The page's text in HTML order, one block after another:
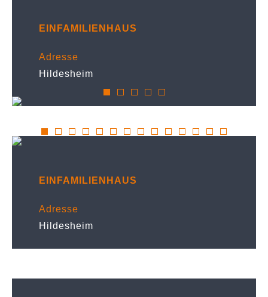
EINFAMILIENHAUS
Adresse
Hildesheim
EINFAMILIENHAUS
Adresse
Hildesheim